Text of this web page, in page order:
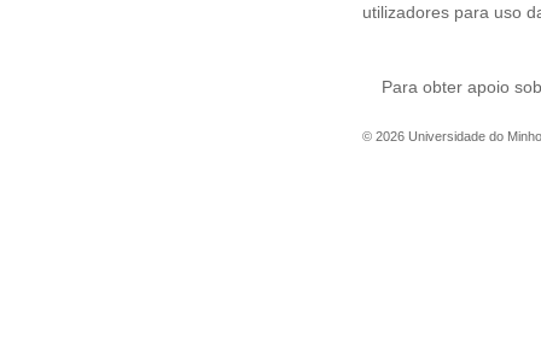
utilizadores para uso
Para obter apoio
© 2026 Universidade do